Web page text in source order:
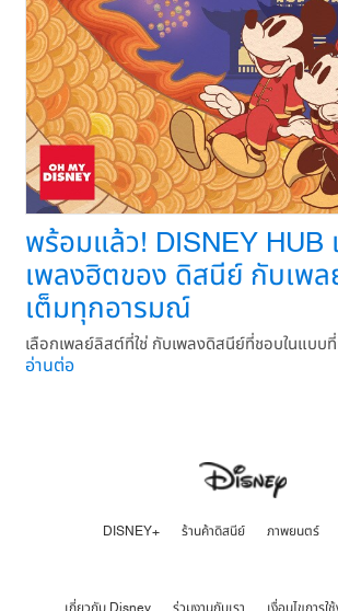
พร้อมแล้ว! DISNEY HUB
เพลงฮิตของ ดิสนีย์ กับเพ
เต็มทุกอารมณ์
เลือกเพลย์ลิสต์ที่ใช่ กับเพลงดิสนีย์ที่ชอบในแบบ
อ่านต่อ
DISNEY+ ร้านค้าดิสนีย์ ภาพยนตร์